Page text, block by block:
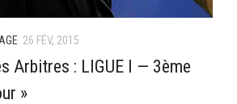
26 FÉV, 2015
Arbitres : LIGUE I — 3ème
»